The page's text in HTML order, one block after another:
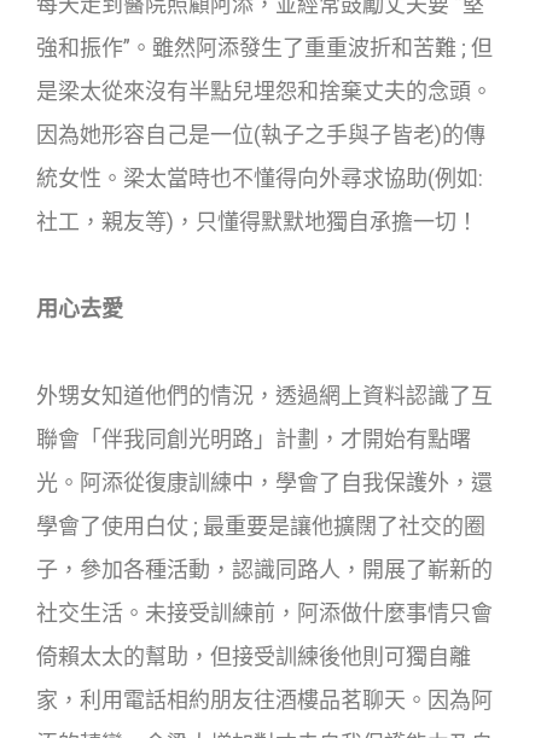
強和振作”。雖然阿添發生了重重波折和苦難 ; 但
是梁太從來沒有半點兒埋怨和捨棄丈夫的念頭。
因為她形容自己是一位(執子之手與子皆老)的傳
統女性。梁太當時也不懂得向外尋求協助(例如:
社工，親友等)，只懂得默默地獨自承擔一切！
用心去愛
外甥女知道他們的情況，透過網上資料認識了互
聯會「伴我同創光明路」計劃，才開始有點曙
光。阿添從復康訓練中，學會了自我保護外，還
學會了使用白仗 ; 最重要是讓他擴闊了社交的圈
子，參加各種活動，認識同路人，開展了嶄新的
社交生活。未接受訓練前，阿添做什麼事情只會
倚賴太太的幫助，但接受訓練後他則可獨自離
家，利用電話相約朋友往酒樓品茗聊天。因為阿